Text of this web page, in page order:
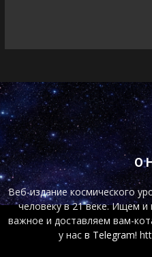
О
Веб-издание космического
человеку в 21 веке. Ищем
важное и доставляем вам-
у нас в Telegram!